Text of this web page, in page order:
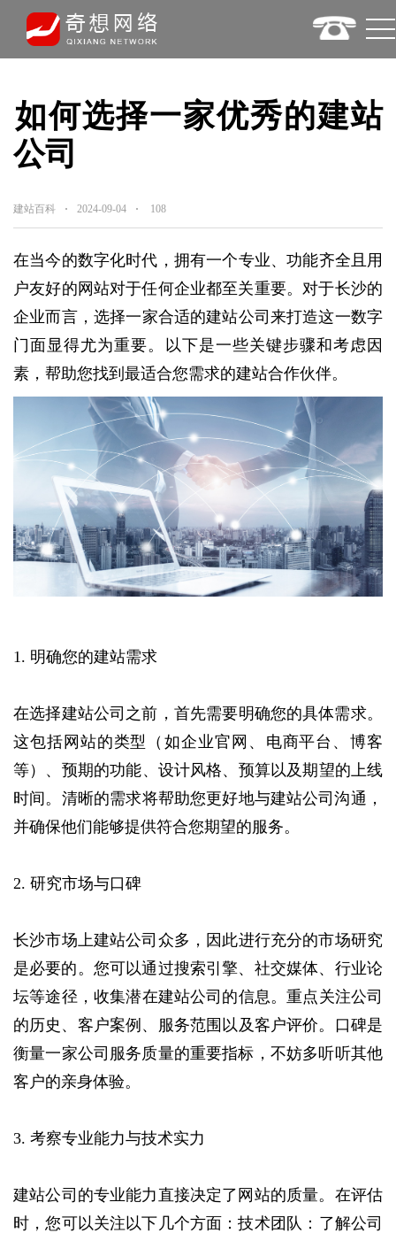
‌如何选择一家优秀的建站
公司‌
建站百科 2024-09-04 108
在当今的数字化时代，‌拥有一个专业、‌功能齐全且用
户友好的网站对于任何企业都至关重要。‌对于长沙的
企业而言，‌选择一家合适的建站公司来打造这一数字
门面显得尤为重要。‌以下是一些关键步骤和考虑因
素，‌帮助您找到最适合您需求的建站合作伙伴。‌
1. 明确您的建站需求
在选择建站公司之前，‌首先需要明确您的具体需求。‌
这包括网站的类型（‌如企业官网、‌电商平台、‌博客
等）‌、‌预期的功能、‌设计风格、‌预算以及期望的上线
时间。‌清晰的需求将帮助您更好地与建站公司沟通，‌
并确保他们能够提供符合您期望的服务。‌
2. 研究市场与口碑
长沙市场上建站公司众多，‌因此进行充分的市场研究
是必要的。‌您可以通过搜索引擎、‌社交媒体、‌行业论
坛等途径，‌收集潜在建站公司的信息。‌重点关注公司
的历史、‌客户案例、‌服务范围以及客户评价。‌口碑是
衡量一家公司服务质量的重要指标，‌不妨多听听其他
客户的亲身体验。‌
3. 考察专业能力与技术实力
建站公司的专业能力直接决定了网站的质量。‌在评估
时，‌您可以关注以下几个方面：‌技术团队‌：‌了解公司